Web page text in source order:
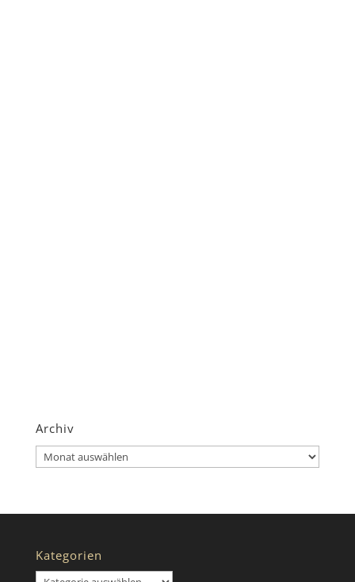
Archiv
Archiv
Kategorien
Kategorien